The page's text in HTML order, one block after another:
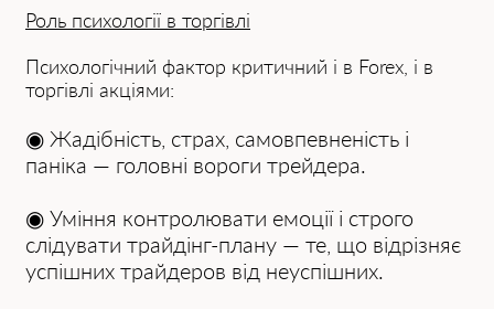
Роль психології в торгівлі
Психологічний фактор критичний і в Forex, і в
торгівлі акціями:
◉ Жадібність, страх, самовпевненість і
паніка — головні вороги трейдера.
◉ Уміння контролювати емоції і строго
слідувати трайдінг-плану — те, що відрізняє
успішних трайдеров від неуспішних.